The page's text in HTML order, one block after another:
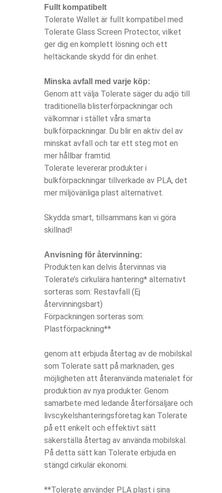
Fullt kompatibelt
Tolerate Wallet är fullt kompatibel med
Tolerate Glass Screen Protector, vilket
ger dig en komplett lösning och ett
heltäckande skydd för din enhet.
Minska avfall med varje köp:
Genom att välja Tolerate säger du adjö till
traditionella blisterförpackningar och
välkomnar i stället våra smarta
bulkförpackningar. Du blir en aktiv del av
minskat avfall och tar ett steg mot en
mer hållbar framtid.
Tolerate levererar produkter i
bulkförpackningar tillverkade av PLA, det
mer miljövänliga plast alternativet.
Skydda smart, tillsammans kan vi göra
skillnad!
Anvisning för återvinning:
Produkten kan delvis återvinnas via
Tolerate’s cirkulära hantering* alternativt
sorteras som: Restavfall (Ej
återvinningsbart)
Förpackningen sorteras som:
Plastförpackning**
genom att erbjuda återtag av de mobilskal
som Tolerate satt på marknaden, ges
möjligheten att återanvända materialet för
produktion av nya produkter. Genom
samarbete med ledande återförsäljare och
livscykelshanteringsföretag kan Tolerate
på ett enkelt och effektivt sätt
säkerställa återtag av använda mobilskal.
På detta sätt kan Tolerate erbjuda en
stängd cirkulär ekonomi.
**Tolerate använder PLA plast i sina